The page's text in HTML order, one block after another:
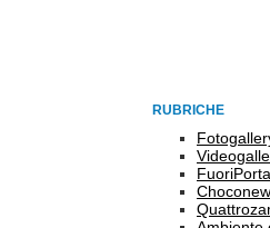
RUBRICHE
FuoriPorta